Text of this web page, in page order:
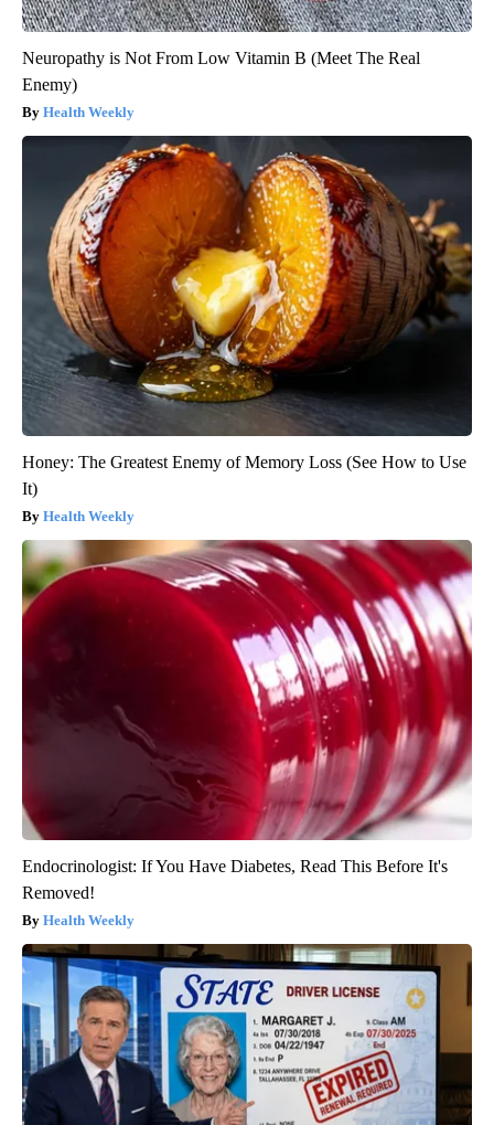
Neuropathy is Not From Low Vitamin B (Meet The Real
Enemy)
Health Weekly
Honey: The Greatest Enemy of Memory Loss (See How to Use
It)
Health Weekly
Endocrinologist: If You Have Diabetes, Read This Before It's
Removed!
Health Weekly